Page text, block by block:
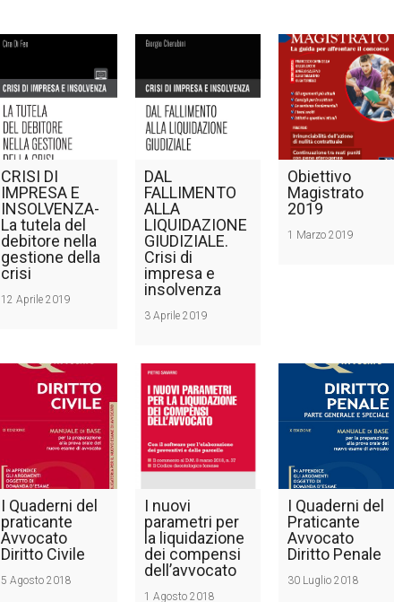
CRISI DI
IMPRESA E
INSOLVENZA-
La tutela del
debitore nella
gestione della
crisi
12 Aprile 2019
DAL
FALLIMENTO
ALLA
LIQUIDAZIONE
GIUDIZIALE.
Crisi di
impresa e
insolvenza
3 Aprile 2019
Obiettivo
Magistrato
2019
1 Marzo 2019
I Quaderni del
praticante
Avvocato
Diritto Civile
5 Agosto 2018
I nuovi
parametri per
la liquidazione
dei compensi
dell’avvocato
1 Agosto 2018
I Quaderni del
Praticante
Avvocato
Diritto Penale
30 Luglio 2018